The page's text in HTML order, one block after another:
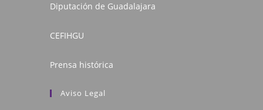
Diputación de Guadalajara
CEFIHGU
Prensa histórica
Aviso Legal